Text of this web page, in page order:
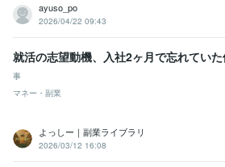
ayuso_po
2026/04/22 09:43
就活の志望動機、入社2ヶ月で忘れてい
事
マネー・副業
よっしー｜副業ライブラリ
2026/03/12 16:08